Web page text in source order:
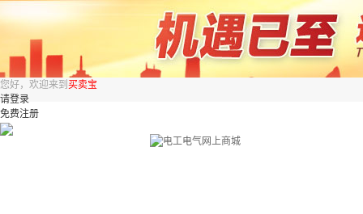
您好，欢迎来到 买卖宝
请登录
免费注册